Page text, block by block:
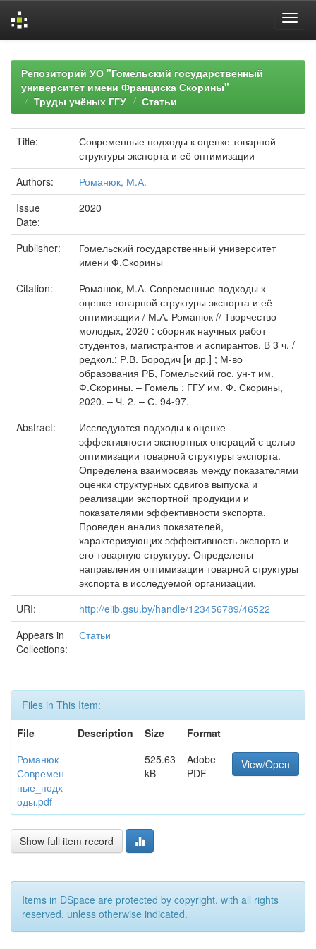
navigationРепозиторий УО "Гомельский государственный
университет имени Франциска Скорины"
Труды учёных ГГУ
Статьи
Title:
Современные подходы к оценке товарной
структуры экспорта и её оптимизации
Authors:
Романюк, М.А.
Issue
Date:
2020
Publisher:
Гомельский государственный университет
имени Ф.Скорины
Citation:
Романюк, М.А. Современные подходы к
оценке товарной структуры экспорта и её
оптимизации / М.А. Романюк // Творчество
молодых, 2020 : сборник научных работ
студентов, магистрантов и аспирантов. В 3 ч. /
редкол.: Р.В. Бородич [и др.] ; М-во
образования РБ, Гомельский гос. ун-т им.
Ф.Скорины. – Гомель : ГГУ им. Ф. Скорины,
2020. – Ч. 2. – С. 94-97.
Abstract:
Исследуются подходы к оценке
эффективности экспортных операций с целью
оптимизации товарной структуры экспорта.
Определена взаимосвязь между показателями
оценки структурных сдвигов выпуска и
реализации экспортной продукции и
показателями эффективности экспорта.
Проведен анализ показателей,
характеризующих эффективность экспорта и
его товарную структуру. Определены
направления оптимизации товарной структуры
экспорта в исследуемой организации.
URI:
http://elib.gsu.by/handle/123456789/46522
Appears in
Collections:
Статьи
Files in This Item:
File
Description Size
Format
Романюк_
Современ
ные_подх
оды.pdf
525.63
kB
Adobe
PDF
View/Open
Show full item record
Items in DSpace are protected by copyright, with all rights
reserved, unless otherwise indicated.